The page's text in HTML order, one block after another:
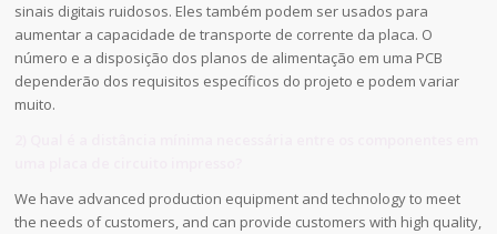
sinais digitais ruidosos. Eles também podem ser usados para
aumentar a capacidade de transporte de corrente da placa. O
número e a disposição dos planos de alimentação em uma PCB
dependerão dos requisitos específicos do projeto e podem variar
muito.
We have advanced production equipment and technology to meet
the needs of customers, and can provide customers with high quality,